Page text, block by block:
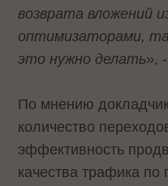
возврата вложений
оптимизаторами,
это нужно делать»,
По мнению
количество
эффективность
качества трафика по